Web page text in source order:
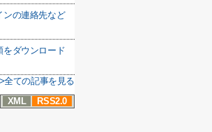
ンの連絡先など
をダウンロード
全ての記事を見る
XML
RSS2.0